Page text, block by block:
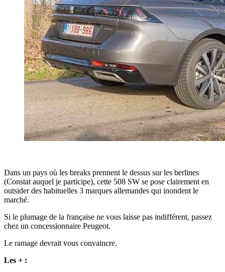
Dans un pays où les breaks prennent le dessus sur les berlines
(Constat auquel je participe), cette 508 SW se pose clairement en
outsider des habituelles 3 marques allemandes qui inondent le
marché.
Si le plumage de la française ne vous laisse pas indifférent, passez
chez un concessionnaire Peugeot.
Le ramage devrait vous convaincre.
Les + :